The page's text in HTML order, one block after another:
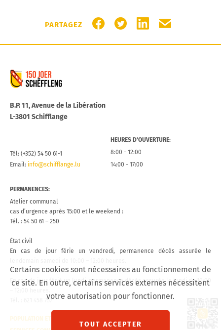
Lien
PARTAGEZ
PARTAGER SUR FACEBOOK
PARTAGER SUR TWITTER
PARTAGER SUR
PARTAGER
B.P. 11, Avenue de la Libération
L-3801 Schifflange
Tél: (+352) 54 50 61-1
Email: info@schifflange.lu
HEURES D’OUVERTURE:
8:00 - 12:00
14:00 - 17:00
PERMANENCES:
Atelier communal
cas d’urgence après 15:00 et le weekend :
Tél. : 54 50 61 – 250
État civil
En cas de jour férie un vendredi, permanence décès assurée le
En cas de jour férié un lundi, permanence décès assurée le lundi de 10:00
Tél. : 621 458 757
POPULATION ET ÉTAT CIVIL
Certains cookies sont nécessaires au fonctionnement de
ce site. En outre, certains services externes nécessitent
votre autorisation pour fonctionner.
TOUT ACCEPTER